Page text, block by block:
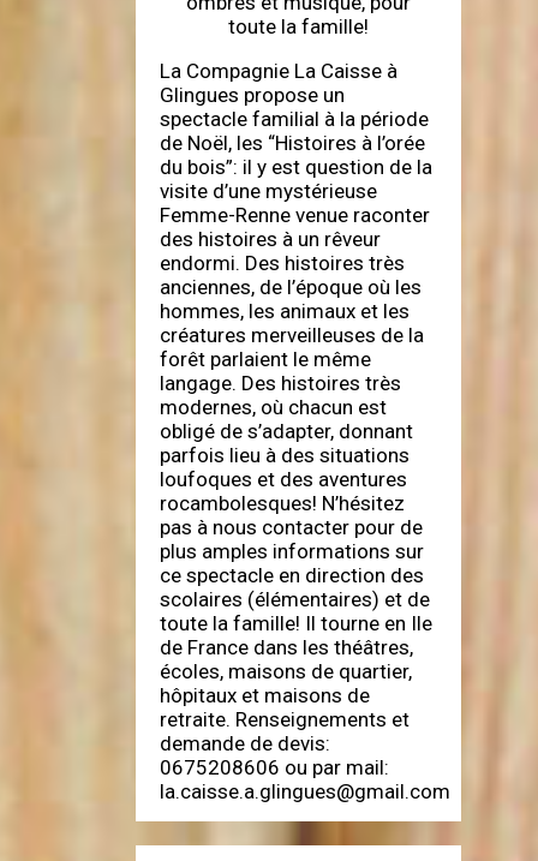
toute la famille!
La Compagnie La Caisse à
Glingues propose un
spectacle familial à la période
de Noël, les “Histoires à l’orée
du bois”: il y est question de la
visite d’une mystérieuse
Femme-Renne venue raconter
des histoires à un rêveur
endormi. Des histoires très
anciennes, de l’époque où les
hommes, les animaux et les
créatures merveilleuses de la
forêt parlaient le même
langage. Des histoires très
modernes, où chacun est
obligé de s’adapter, donnant
parfois lieu à des situations
loufoques et des aventures
rocambolesques! N’hésitez
pas à nous contacter pour de
plus amples informations sur
ce spectacle en direction des
scolaires (élémentaires) et de
toute la famille! Il tourne en Ile
de France dans les théâtres,
écoles, maisons de quartier,
hôpitaux et maisons de
retraite. Renseignements et
demande de devis:
0675208606 ou par mail:
la.caisse.a.glingues@gmail.com